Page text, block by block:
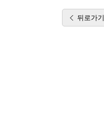
뒤로가기